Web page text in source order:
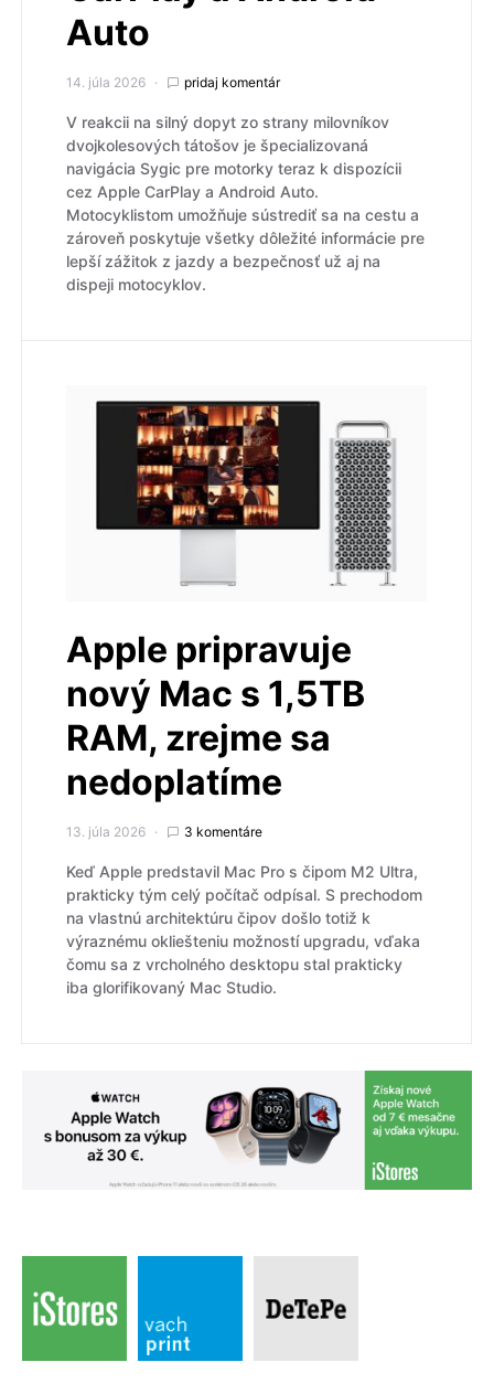
Auto
14. júla 2026 pridaj komentár
V reakcii na silný dopyt zo strany milovníkov
dvojkolesových tátošov je špecializovaná
navigácia Sygic pre motorky teraz k dispozícii
cez Apple CarPlay a Android Auto.
Motocyklistom umožňuje sústrediť sa na cestu a
zároveň poskytuje všetky dôležité informácie pre
lepší zážitok z jazdy a bezpečnosť už aj na
dispeji motocyklov.
Apple pripravuje
nový Mac s 1,5TB
RAM, zrejme sa
nedoplatíme
13. júla 2026 3 komentáre
Keď Apple predstavil Mac Pro s čipom M2 Ultra,
prakticky tým celý počítač odpísal. S prechodom
na vlastnú architektúru čipov došlo totiž k
výraznému okliešteniu možností upgradu, vďaka
čomu sa z vrcholného desktopu stal prakticky
iba glorifikovaný Mac Studio.